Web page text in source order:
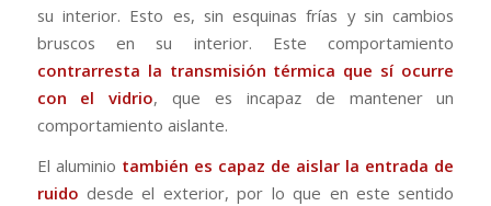
su interior. Esto es, sin esquinas frías y sin cambios
bruscos en su interior. Este comportamiento
contrarresta la transmisión térmica que sí ocurre
con el vidrio, que es incapaz de mantener un
comportamiento aislante.
El aluminio también es capaz de aislar la entrada de
ruido desde el exterior, por lo que en este sentido